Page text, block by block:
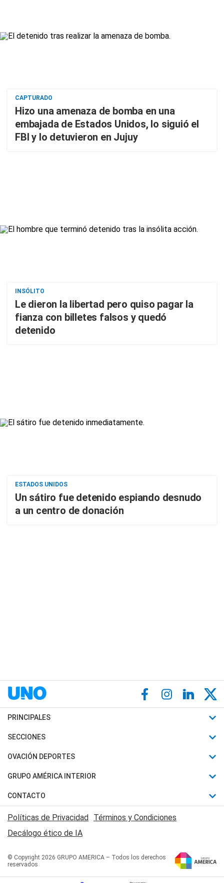
CAPTURADO
Hizo una amenaza de bomba en una
embajada de Estados Unidos, lo siguió el
FBI y lo detuvieron en Jujuy
INSÓLITO
Le dieron la libertad pero quiso pagar la
fianza con billetes falsos y quedó
detenido
ESTADOS UNIDOS
Un sátiro fue detenido espiando desnudo
a un centro de donación
PRINCIPALES
Últimas Noticias
Política
Judiciales
Economia
SECCIONES
Horóscopo
Motores
Trucos caseros
Series y Películas
Edictos y Solicitadas
OVACIÓN DEPORTES
Fútbol
Mundial
Automovilismo
Rugby
Básquet
GRUPO AMÉRICA INTERIOR
Canal 7 en Vivo
San Juan 8
CONTACTO
Acerca de Nosotros
Contactanos
Políticas de Privacidad Términos y Condiciones
Decálogo ético de IA
© Copyright 2026 GRUPO AMERICA – Todos los derechos
reservados